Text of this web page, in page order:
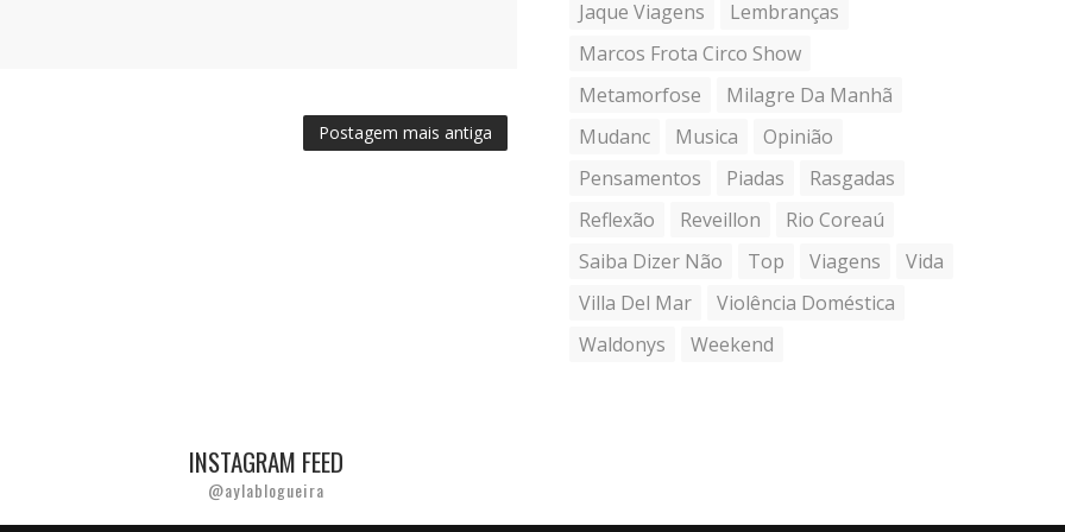
Postagem mais antiga
Jaque Viagens
Lembranças
Marcos Frota Circo Show
Metamorfose
Milagre Da Manhã
Mudanc
Musica
Opinião
Pensamentos
Piadas
Rasgadas
Reflexão
Reveillon
Rio Coreaú
Saiba Dizer Não
Top Viagens
Vida
Villa Del Mar
Violência Doméstica
Waldonys
Weekend
INSTAGRAM FEED
@aylablogueira